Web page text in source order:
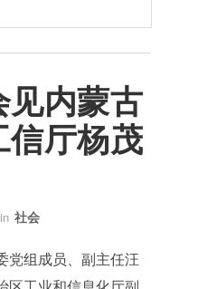
内蒙古
信厅杨茂
in 社会
党组成员、副主任汪